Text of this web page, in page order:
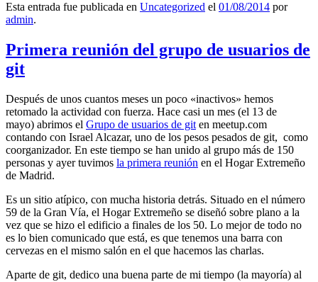
Esta entrada fue publicada en Uncategorized el 01/08/2014 por
admin.
Primera reunión del grupo de usuarios de
git
Después de unos cuantos meses un poco «inactivos» hemos
retomado la actividad con fuerza. Hace casi un mes (el 13 de
mayo) abrimos el Grupo de usuarios de git en meetup.com
contando con Israel Alcazar, uno de los pesos pesados de git, como
coorganizador. En este tiempo se han unido al grupo más de 150
personas y ayer tuvimos la primera reunión en el Hogar Extremeño
de Madrid.
Es un sitio atípico, con mucha historia detrás. Situado en el número
59 de la Gran Vía, el Hogar Extremeño se diseñó sobre plano a la
vez que se hizo el edificio a finales de los 50. Lo mejor de todo no
es lo bien comunicado que está, es que tenemos una barra con
cervezas en el mismo salón en el que hacemos las charlas.
Aparte de git, dedico una buena parte de mi tiempo (la mayoría) al